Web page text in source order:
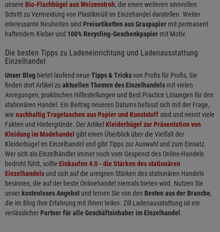
unsere Bio-Flachbügel aus Weizenstroh, die einen weiteren sinnvollen
Schritt zu Vermeidung von Plastikmüll im Einzehandel darstellen. Weiter
interessante Neuheiten sind Preisetiketten aus Graspapier mit permanent
haftendem Kleber und 100% Recycling-Geschenkpapier mit Motiv.
Die besten Tipps zu Ladeneinrichtung und Ladenausstattung
Einzelhandel
Unser Blog bietet laufend neue Tipps & Tricksvon Profis für Profis, Sie
finden dort Artikel zu aktuellen Themen des Einzelhandels mit vielen
Anregungen, praktischen Hilfestellungen und Best Practice Lösungen für den
stationären Handel. Ein Beitrag neueren Datums befasst sich mit der Frage,
wie nachhaltig Tragetaschen aus Papier und Kunststoff sind und nennt viele
Fakten und Hintergründe. Der Artikel Kleiderbügel zur Präsentation von
Kleidung im Modehandel gibt einen Überblick über die Vielfalt der
Kleiderbügel im Einzelhandel und gibt Tipps zur Auswahl und zum Einsatz.
Wer sich als Einzelhändler immer noch vom Gespenst des Online-Handels
bedroht fühlt, sollte Einkaufen 4.0 - die Stärken des stationären
Einzelhandels und sich auf die ureignen Stärken des stationären Handels
besinnen, die auf der beste Onlinehandel niemals bieten wird. Nutzen Sie
unser kostenloses Angebot und lernen Sie von den Besten aus der Branche,
die im Blog Ihre Erfahrung mit Ihnen teilen. Zill Ladenausstattung ist ein
verlässlicher Partner für alle Geschäftsinhaber im Einzelhandel .